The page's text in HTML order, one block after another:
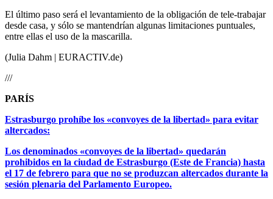
El último paso será el levantamiento de la obligación de tele-trabajar
desde casa, y sólo se mantendrían algunas limitaciones puntuales,
entre ellas el uso de la mascarilla.
(Julia Dahm | EURACTIV.de)
///
PARÍS
Estrasburgo prohíbe los «convoyes de la libertad» para evitar
altercados:
Los denominados «convoyes de la libertad» quedarán
prohibidos en la ciudad de Estrasburgo (Este de Francia) hasta
el 17 de febrero para que no se produzcan altercados durante la
sesión plenaria del Parlamento Europeo.